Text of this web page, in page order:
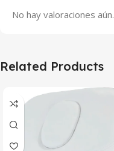
No hay valoraciones aún.
Related Products